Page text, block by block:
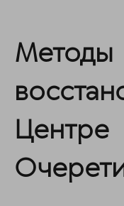
Методы